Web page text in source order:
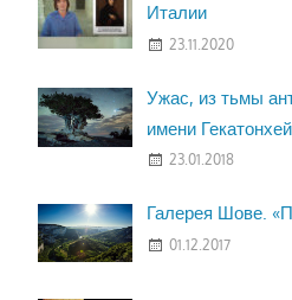
Италии
23.11.2020
Ужас, из тьмы
имени
23.01.2018
Галерея Шове.
01.12.2017